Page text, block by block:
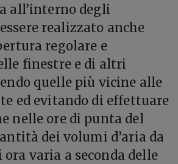
all’interno degli
realizzato anche
regolare e
finestre e di altri
quelle più vicine alle
ed evitando di effettuare
nelle ore di punta del
dei volumi d’aria da
varia a seconda delle